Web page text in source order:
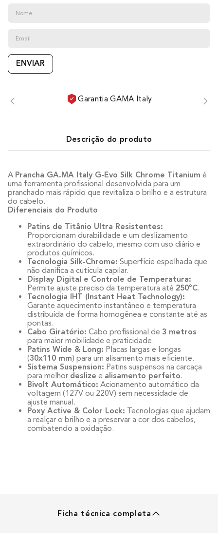
ENVIAR
Garantia GAMA Italy
Descrição do produto
A Prancha GA.MA Italy G-Evo Silk Chrome Titanium é
uma ferramenta profissional desenvolvida para um
pranchado mais rápido que revitaliza o brilho e a estrutura
do cabelo.
Diferenciais do Produto
Patins de Titânio Ultra Resistentes:
Proporcionam durabilidade e um deslizamento
extraordinário do cabelo, mesmo com uso diário e
produtos químicos.
Tecnologia Silk-Chrome: Superfície espelhada que
não danifica a cutícula capilar.
Display Digital e Controle de Temperatura:
Permite ajuste preciso da temperatura até 250°C.
Tecnologia IHT (Instant Heat Technology):
Garante aquecimento instantâneo e temperatura
distribuída de forma homogênea e constante até as
pontas.
Cabo Giratório: Cabo profissional de 3 metros
para maior mobilidade e praticidade.
Patins Wide & Long: Placas largas e longas
(30x110 mm) para um alisamento mais eficiente.
Sistema Suspension: Patins suspensos na carcaça
para melhor deslize e alisamento perfeito.
Bivolt Automático: Acionamento automático da
voltagem (127V ou 220V) sem necessidade de
ajuste manual.
Poxy Active & Color Lock: Tecnologias que ajudam
a realçar o brilho e a preservar a cor dos cabelos,
combatendo a oxidação.
Ficha técnica completa